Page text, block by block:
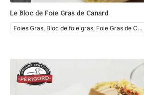
Le Bloc de Foie Gras de Canard
Foies Gras, Bloc de foie gras, Foie Gras de Canard